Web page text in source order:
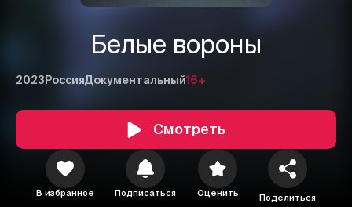
Белые вороны
2023 РоссияДокументальный16+
Смотреть
В избранное Подписаться Оценить Поделиться